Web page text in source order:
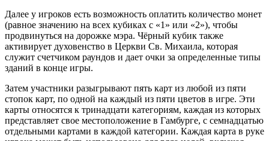
Далее у игроков есть возможность оплатить количество монет
(равное значению на всех кубиках с «1» или «2»), чтобы
продвинуться на дорожке мэра. Чёрный кубик также
активирует духовенство в Церкви Св. Михаила, которая
служит счетчиком раундов и дает очки за определенные типы
зданий в конце игры.
Затем участники разыгрывают пять карт из любой из пяти
стопок карт, по одной на каждый из пяти цветов в игре. Эти
карты относятся к тринадцати категориям, каждая из которых
представляет свое местоположение в Гамбурге, с семнадцатью
отдельными картами в каждой категории. Каждая карта в руке